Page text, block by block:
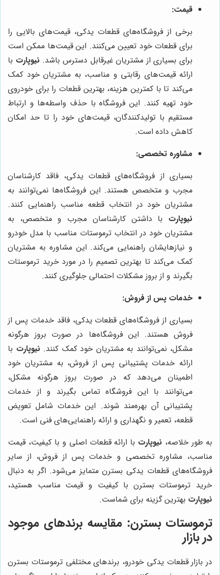
قیمت:
برخی از فروشگاه‌های قطعات یدکی، قیمت‌های بالایی را
برای قطعات خود تعیین می‌کنند. این قیمت‌ها ممکن است
برای بسیاری از مشتریان غیرقابل دسترس باشد. نیوپارت با
ارائه قیمت‌های رقابتی و مناسب، به مشتریان خود کمک
می‌کند تا با کمترین هزینه، بهترین قطعات را برای خودروی
خود تهیه کنند. این فروشگاه با حذف واسطه‌ها و ارتباط
مستقیم با تولیدکنندگان، قیمت‌های خود را تا حد امکان
کاهش داده است.
مشاوره تخصصی:
بسیاری از فروشگاه‌های قطعات یدکی، فاقد کارشناسان
مجرب و متخصص هستند. این فروشگاه‌ها نمی‌توانند به
مشتریان خود در انتخاب قطعه مناسب راهنمایی کنند.
نیوپارت با داشتن کارشناسان مجرب و متخصص، به
مشتریان خود در انتخاب ترموستات مناسب با مدل خودرو
و نیازهایشان راهنمایی می‌کند. این مشاوره به مشتریان
کمک می‌کند تا بهترین تصمیم را در مورد خرید ترموستات
بگیرند و از بروز مشکلات احتمالی جلوگیری کنند.
خدمات پس از فروش:
بسیاری از فروشگاه‌های قطعات یدکی، فاقد خدمات پس از
فروش هستند. این فروشگاه‌ها در صورت بروز هرگونه
مشکل، نمی‌توانند به مشتریان خود کمک کنند. نیوپارت با
ارائه خدمات پشتیبانی پس از فروش، به مشتریان خود
اطمینان می‌دهد که در صورت بروز هرگونه مشکل،
می‌توانند با این فروشگاه تماس بگیرند و از خدمات
پشتیبانی آن بهره‌مند شوند. این خدمات شامل تعویض
قطعه، تعمیر و نگهداری و ارائه راهنمایی‌های فنی است.
به طور خلاصه، نیوپارت با ارائه قطعات اصلی و با کیفیت، قیمت
مناسب، مشاوره تخصصی و خدمات پس از فروش، از سایر
فروشگاه‌های قطعات یدکی بسترن متمایز می‌شود. اگر به دنبال
خرید ترموستات بسترن با کیفیت و قیمت مناسب هستید،
نیوپارت بهترین گزینه برای شماست.
ترموستات بسترن: مقایسه برندهای موجود
در بازار
در بازار قطعات یدکی خودرو، برندهای مختلفی ترموستات بسترن